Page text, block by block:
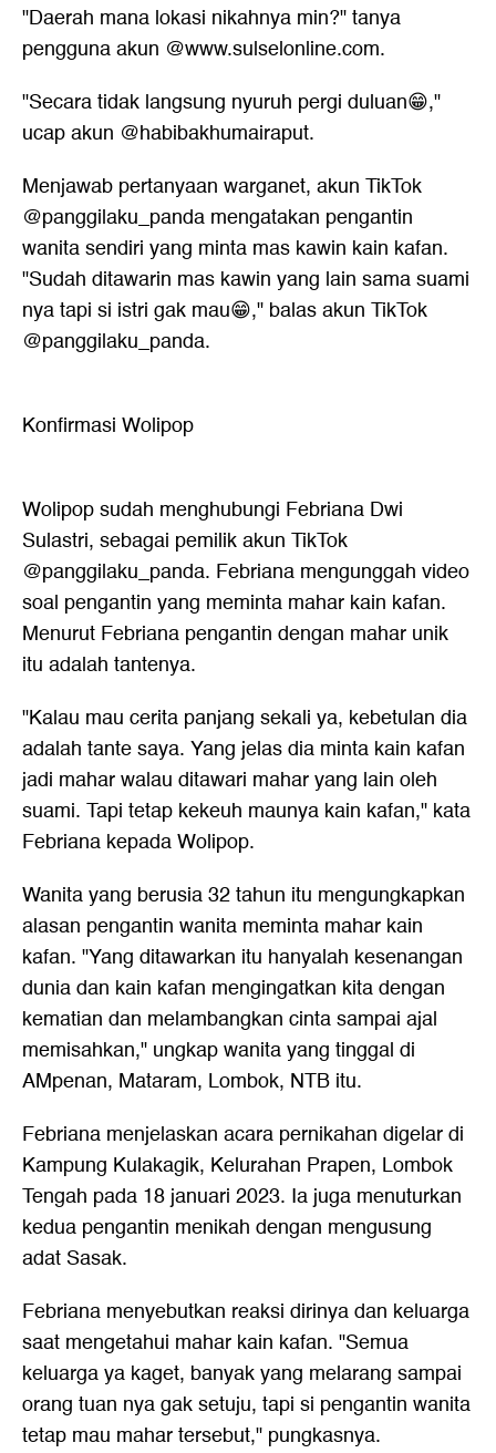
"Daerah mana lokasi nikahnya min?" tanya
pengguna akun @www.sulselonline.com.
"Secara tidak langsung nyuruh pergi duluan😁,"
ucap akun @habibakhumairaput.
Menjawab pertanyaan warganet, akun TikTok
@panggilaku_panda mengatakan pengantin
wanita sendiri yang minta mas kawin kain kafan.
"Sudah ditawarin mas kawin yang lain sama suami
nya tapi si istri gak mau😁," balas akun TikTok
@panggilaku_panda.
Konfirmasi Wolipop
Wolipop sudah menghubungi Febriana Dwi
Sulastri, sebagai pemilik akun TikTok
@panggilaku_panda. Febriana mengunggah video
soal pengantin yang meminta mahar kain kafan.
Menurut Febriana pengantin dengan mahar unik
itu adalah tantenya.
"Kalau mau cerita panjang sekali ya, kebetulan dia
adalah tante saya. Yang jelas dia minta kain kafan
jadi mahar walau ditawari mahar yang lain oleh
suami. Tapi tetap kekeuh maunya kain kafan," kata
Febriana kepada Wolipop.
Wanita yang berusia 32 tahun itu mengungkapkan
alasan pengantin wanita meminta mahar kain
kafan. "Yang ditawarkan itu hanyalah kesenangan
dunia dan kain kafan mengingatkan kita dengan
kematian dan melambangkan cinta sampai ajal
memisahkan," ungkap wanita yang tinggal di
AMpenan, Mataram, Lombok, NTB itu.
Febriana menjelaskan acara pernikahan digelar di
Kampung Kulakagik, Kelurahan Prapen, Lombok
Tengah pada 18 januari 2023. Ia juga menuturkan
kedua pengantin menikah dengan mengusung
adat Sasak.
Febriana menyebutkan reaksi dirinya dan keluarga
saat mengetahui mahar kain kafan. "Semua
keluarga ya kaget, banyak yang melarang sampai
orang tuan nya gak setuju, tapi si pengantin wanita
tetap mau mahar tersebut," pungkasnya.